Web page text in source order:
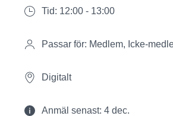
Tid: 12:00 - 13:00
Passar för: Medlem, Icke-
Digitalt
Anmäl senast: 4 dec.